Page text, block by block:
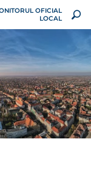
OFICIAL
LOCAL